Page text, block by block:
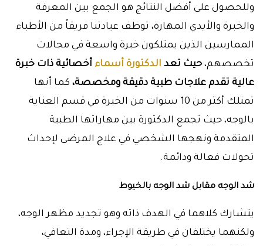
وللحصول على أفضل النتائج هو الجمع بين المعرفة
والخبرة والأيدي المهارة، توظف عيادتنا فريقاً من الأطباء
الممارسين الذين يمتلكون خبرة واسعة في مجالات
تخصصهم،حيث تعد الدكتورة أسماء أخصائية ذات خبرة
عالية تقدم علاجات طبية دقيقة ومخصصة، كما أنها
تمتلك أكثر من 10 سنوات من الخبرة في قسم العناية
بالوجه، حيث تجمع الدكتورة بين مهاراتها الطبية
المتقدمة ونهجها الشخصي في علاج المرضى لإحداث
تحولات فعالة ودائمة.
شد الوجه مقابل شد الوجه بالخيوط
يتشارك كلاهما في الهدف ذاته وهو تجديد مظهر الوجه،
ولكنهما يختلفان في طريقة الإجراء، ومدة التعافي،